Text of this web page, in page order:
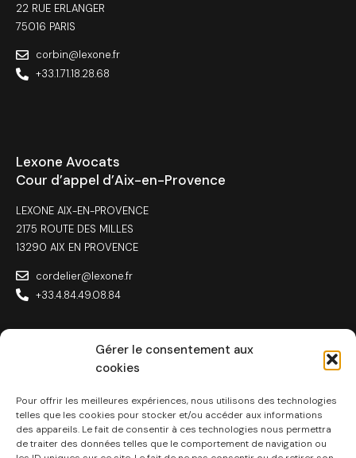
Gérer le consentement aux
cookies
Pour offrir les meilleures expériences, nous utilisons des technologies
telles que les cookies pour stocker et/ou accéder aux informations
des appareils. Le fait de consentir à ces technologies nous permettra
de traiter des données telles que le comportement de navigation ou
22 RUE ERLANGER
75016 PARIS
corbin@lexone.fr
+33.1.71.18.28.68
Lexone Avocats
Cour d’appel d’Aix-en-Provence
LEXONE AIX-EN-PROVENCE
2175 ROUTE DES MILLES
13290 AIX EN PROVENCE
cordelier@lexone.fr
+33.4.84.49.08.84
Toulouse
LEXONE TOULOUSE
24 PLACE DU SOUVENIR